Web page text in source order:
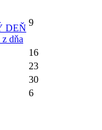
DEŇ
dňa
9
16
23
30
6